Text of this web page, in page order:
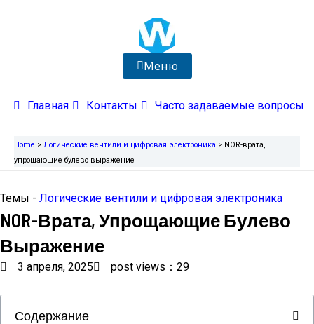
Меню
Главная Контакты Часто задаваемые вопросы
Home > Логические вентили и цифровая электроника > NOR-врата,
упрощающие булево выражение
Темы - Логические вентили и цифровая электроника
NOR-Врата, Упрощающие Булево
Выражение
3 апреля, 2025 post views：29
Содержание